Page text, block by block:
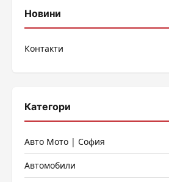
публикациите
Новини
Контакти
Категори
Авто Мото | София
Автомобили